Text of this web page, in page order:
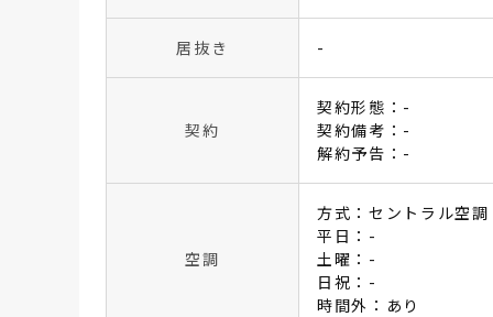
居抜き -
契約
契約形態：-
契約備考：-
解約予告：-
空調
方式：セントラル空調
平日：-
土曜：-
日祝：-
時間外：あり